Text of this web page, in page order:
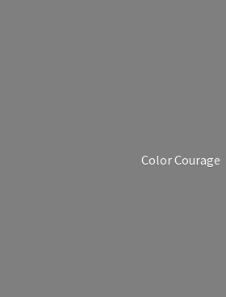
Color Courage